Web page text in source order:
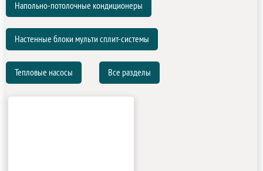
Напольно-потолочные кондиционеры
Настенные блоки мульти сплит-системы
Тепловые насосы Все разделы